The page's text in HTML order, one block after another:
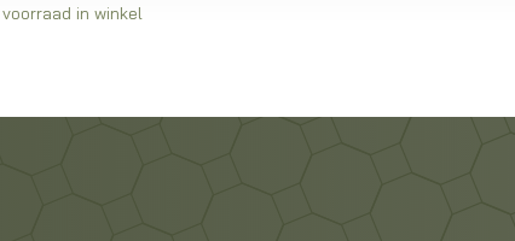
voorraad in winkel